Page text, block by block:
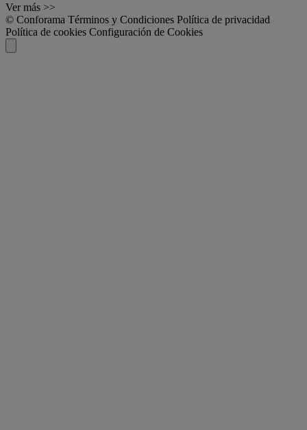
Ver más >>
© Conforama Términos y Condiciones Política de privacidad
Política de cookies Configuración de Cookies